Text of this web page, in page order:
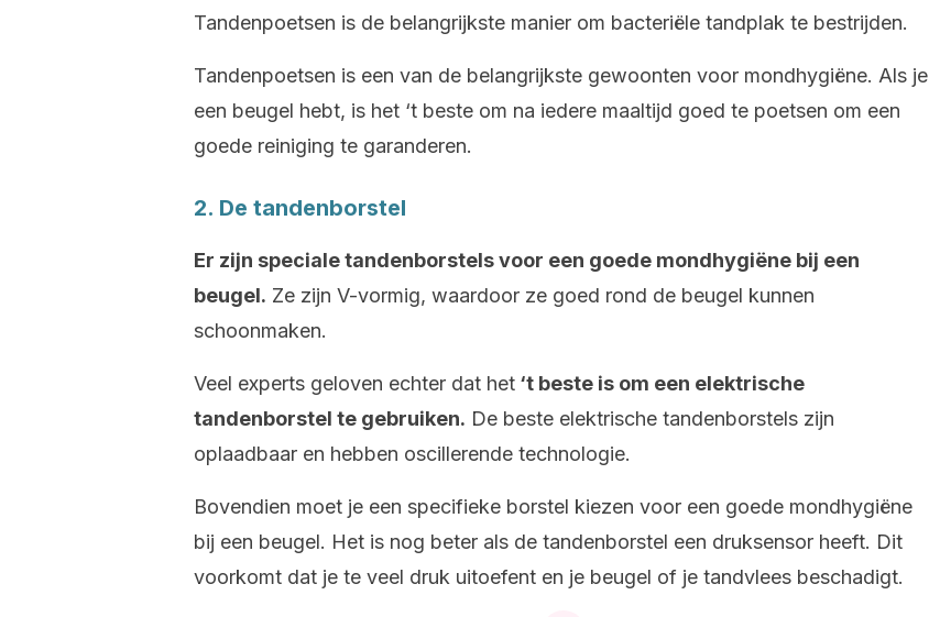
Tandenpoetsen is de belangrijkste manier om bacteriële tandplak te bestrijden.
Tandenpoetsen is een van de belangrijkste gewoonten voor mondhygiëne. Als je
een beugel hebt, is het ‘t beste om na iedere maaltijd goed te poetsen om een ​​
goede reiniging te garanderen.
2. De tandenborstel
Er zijn speciale tandenborstels voor een goede mondhygiëne bij een
beugel. Ze zijn V-vormig, waardoor ze goed rond de beugel kunnen
schoonmaken.
Veel experts geloven echter dat het ‘t beste is om een ​​elektrische
tandenborstel te gebruiken. De beste elektrische tandenborstels zijn
oplaadbaar en hebben oscillerende technologie.
Bovendien moet je een specifieke borstel kiezen voor een goede mondhygiëne
bij een beugel. Het is nog beter als de tandenborstel een druksensor heeft. Dit
voorkomt dat je te veel druk uitoefent en je beugel of je tandvlees beschadigt.